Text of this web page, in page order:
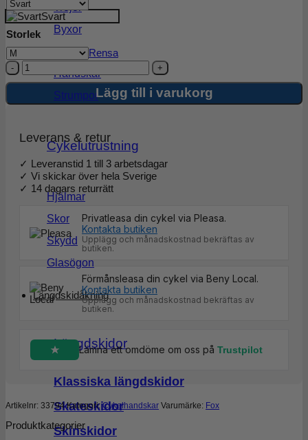
Tröjor
Byxor
Jackor
Handskar
Strumpor
Cykelutrustning
Hjälmar
Skor
Skydd
Glasögon
Längdskidåkning
Längdskidor
Klassiska längdskidor
Skateskidor
Skinskidor
Svart
Storlek
Rensa
Fox
Ranger
Gloves
Lägg till i varukorg
Leverans & retur
✓ Leveranstid 1 till 3 arbetsdagar
✓ Vi skickar över hela Sverige
✓ 14 dagars returrätt
Privatleasa din cykel via Pleasa.
Kontakta butiken
Upplägg och månadskostnad bekräftas av
butiken.
Förmånsleasa din cykel via Beny Local.
Kontakta butiken
Upplägg och månadskostnad bekräftas av
butiken.
Lämna ett omdöme om oss på Trustpilot
Artikelnr: 33794 Kategori:Cykelhandskar Varumärke: Fox
Produktkategorier